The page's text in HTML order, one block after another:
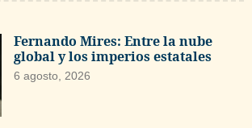
Fernando Mires: Entre la nube
global y los imperios estatales
6 agosto, 2026